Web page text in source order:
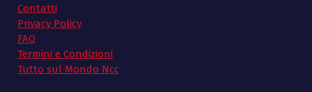
Contatti
Privacy Policy
FAQ
Termini e Condizioni
Tutto sul Mondo Ncc